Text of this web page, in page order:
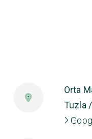
Orta
Tuzla